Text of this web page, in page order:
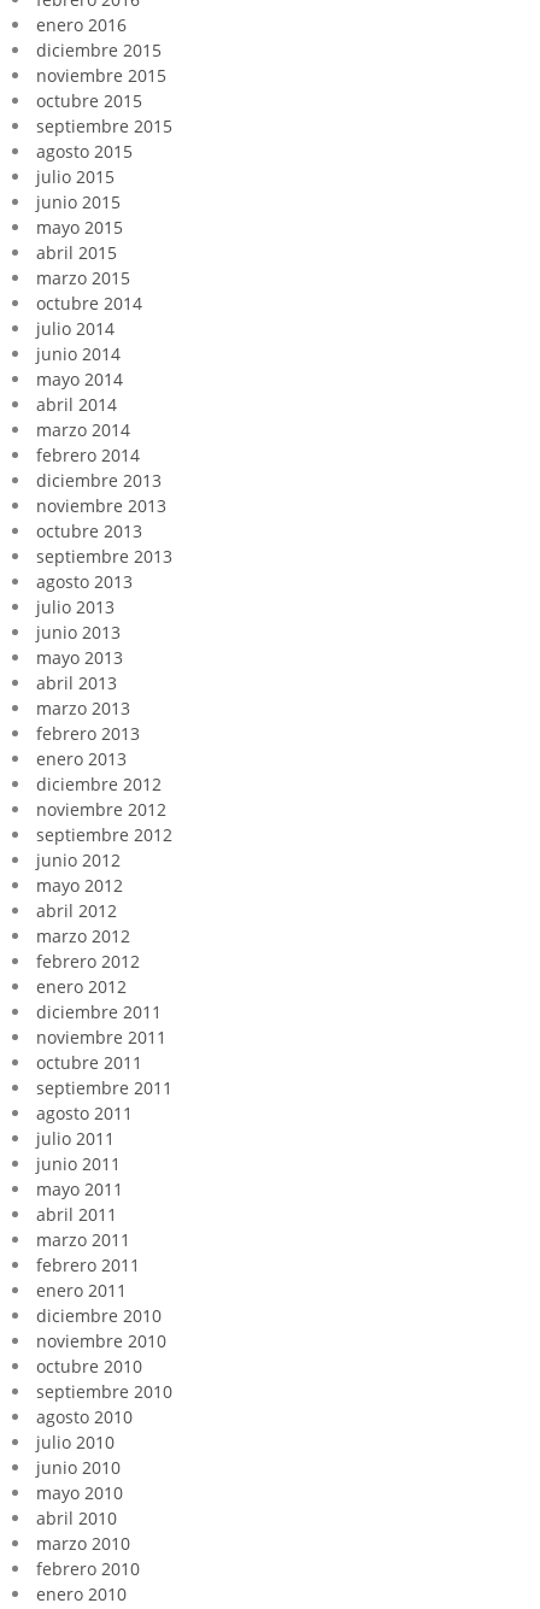
enero 2016
diciembre 2015
noviembre 2015
octubre 2015
septiembre 2015
agosto 2015
julio 2015
junio 2015
mayo 2015
abril 2015
marzo 2015
octubre 2014
julio 2014
junio 2014
mayo 2014
abril 2014
marzo 2014
febrero 2014
diciembre 2013
noviembre 2013
octubre 2013
septiembre 2013
agosto 2013
julio 2013
junio 2013
mayo 2013
abril 2013
marzo 2013
febrero 2013
enero 2013
diciembre 2012
noviembre 2012
septiembre 2012
junio 2012
mayo 2012
abril 2012
marzo 2012
febrero 2012
enero 2012
diciembre 2011
noviembre 2011
octubre 2011
septiembre 2011
agosto 2011
julio 2011
junio 2011
mayo 2011
abril 2011
marzo 2011
febrero 2011
enero 2011
diciembre 2010
noviembre 2010
octubre 2010
septiembre 2010
agosto 2010
julio 2010
junio 2010
mayo 2010
abril 2010
marzo 2010
febrero 2010
enero 2010